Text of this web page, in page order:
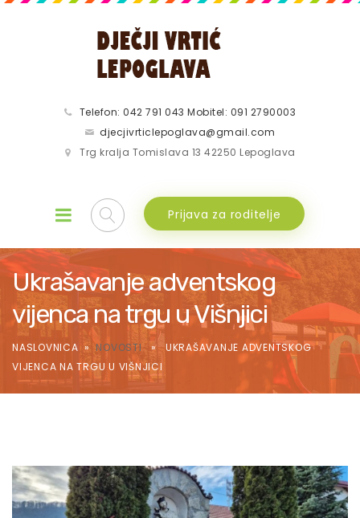
Telefon: 042 791 043 Mobitel: 091 2790003
djecjivrticlepoglava@gmail.com
Trg kralja Tomislava 13 42250 Lepoglava
Prijava za roditelje
Ukrašavanje adventskog
vijenca na trgu u Višnjici
NASLOVNICA»NOVOSTI» UKRAŠAVANJE ADVENTSKOG
VIJENCA NA TRGU U VIŠNJICI